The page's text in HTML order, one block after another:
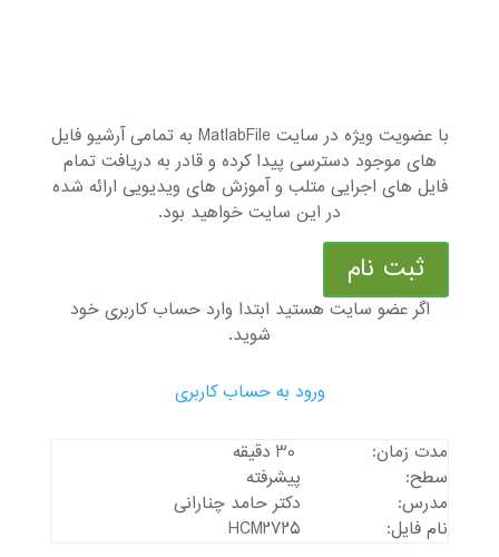
با عضویت ویژه در سایت MatlabFile به تمامی آرشیو فایل
های موجود دسترسی پیدا کرده و قادر به دریافت تمام
فایل های اجرایی متلب و آموزش های ویدیویی ارائه شده
در این سایت خواهید بود.
ثبت نام
اگر عضو سایت هستید ابتدا وارد حساب کاربری خود
شوید.
ورود به حساب کاربری
مدت زمان:
سطح:
پیشرفته
مدرس:
دکتر حامد چنارانی
نام فایل:
HCM2725